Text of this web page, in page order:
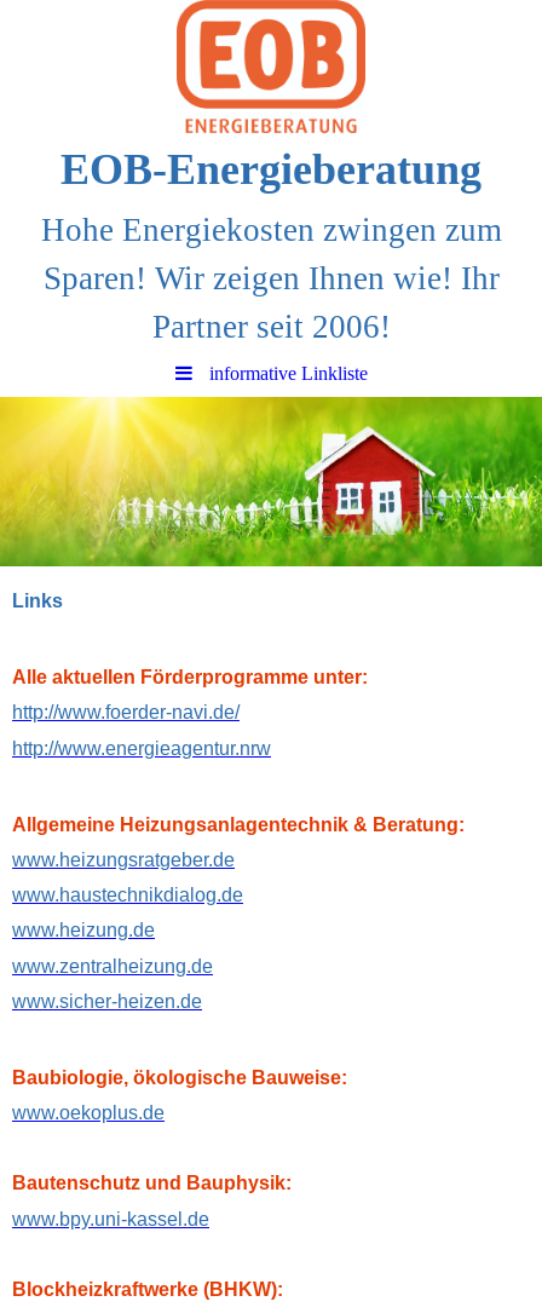
EOB-Energieberatung
Hohe Energiekosten zwingen zum
Sparen! Wir zeigen Ihnen wie! Ihr
Partner seit 2006!
informative Linkliste
Links
Alle aktuellen Förderprogramme unter:
http://www.foerder-navi.de/
http://www.energieagentur.nrw
Allgemeine Heizungsanlagentechnik & Beratung:
www.heizungsratgeber.de
www.haustechnikdialog.de
www.heizung.de
www.zentralheizung.de
www.sicher-heizen.de
Baubiologie, ökologische Bauweise:
www.oekoplus.de
Bautenschutz und Bauphysik:
www.bpy.uni-kassel.de
Blockheizkraftwerke (BHKW):